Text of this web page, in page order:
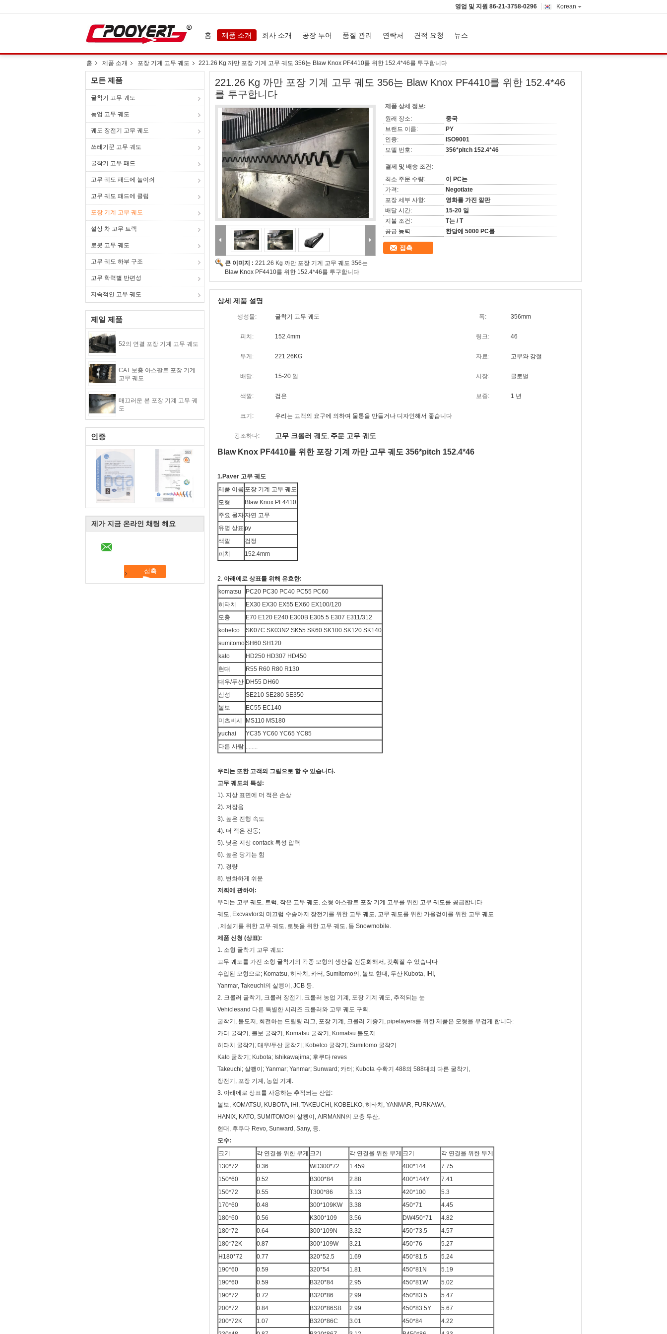
Korean
영업 및 지원 86-21-3758-0296
홈 제품 소개 회사 소개 공장 투어 품질 관리 연락처 견적 요청 뉴스
홈 제품 소개 포장 기계 고무 궤도 221.26 Kg 까만 포장 기계 고무 궤도 356는 Blaw Knox PF4410를 위한 152.4*46를 투구합니다
모든 제품
굴착기 고무 궤도
농업 고무 궤도
궤도 장전기 고무 궤도
쓰레기꾼 고무 궤도
굴착기 고무 패드
고무 궤도 패드에 놀이쇠
고무 궤도 패드에 클립
포장 기계 고무 궤도
설상 차 고무 트랙
로봇 고무 궤도
고무 궤도 하부 구조
고무 학력별 반편성
지속적인 고무 궤도
제일 제품
52의 연결 포장 기계 고무 궤도
CAT 보충 아스팔트 포장 기계
고무 궤도
매끄러운 본 포장 기계 고무 궤
도
인증
제가 지금 온라인 채팅 해요
221.26 Kg 까만 포장 기계 고무 궤도 356는 Blaw Knox PF4410를 위한 152.4*46
를 투구합니다
큰 이미지 : 221.26 Kg 까만 포장 기계 고무 궤도 356는
Blaw Knox PF4410를 위한 152.4*46를 투구합니다
제품 상세 정보:
원래 장소:
중국
브랜드 이름:
PY
인증:
ISO9001
모델 번호:
356*pitch 152.4*46
결제 및 배송 조건:
최소 주문 수량:
이 PC는
가격:
Negotiate
포장 세부 사항:
영화를 가진 깔판
배달 시간:
15-20 일
지불 조건:
T는 / T
공급 능력:
한달에 5000 PC를
접촉
상세 제품 설명
생성물: 굴착기 고무 궤도 폭: 356mm
피치: 152.4mm 링크: 46
무게: 221.26KG 자료: 고무와 강철
배달: 15-20 일 시장: 글로벌
색깔: 검은 보증: 1 년
크기: 우리는 고객의 요구에 의하여 물통을 만들거나 디자인해서 좋습니다
강조하다: 고무 크롤러 궤도, 주문 고무 궤도
Blaw Knox PF4410를 위한 포장 기계 까만 고무 궤도 356*pitch 152.4*46
1.Paver 고무 궤도
제품 이름 포장 기계 고무 궤도
모형
Blaw Knox PF4410
주요 물자 자연 고무
유명 상표 py
색깔
검정
피치
152.4mm
2. 아래에로 상표를 위해 유효한:
komatsu
PC20 PC30 PC40 PC55 PC60
히타치
EX30 EX30 EX55 EX60 EX100/120
모충
E70 E120 E240 E300B E305.5 E307 E311/312
kobelco
SK07C SK03N2 SK55 SK60 SK100 SK120 SK140
sumitomoSH60 SH120
kato
HD250 HD307 HD450
현대
R55 R60 R80 R130
대우/두산 DH55 DH60
삼성
SE210 SE280 SE350
볼보
EC55 EC140
미츠비시
MS110 MS180
yuchai
YC35 YC60 YC65 YC85
다른 사람 ........
우리는 또한 고객의 그림으로 할 수 있습니다.
고무 궤도의 특성:
1). 지상 표면에 더 적은 손상
2). 저잡음
3). 높은 진행 속도
4). 더 적은 진동;
5). 낮은 지상 contack 특성 압력
6). 높은 당기는 힘
7). 경량
8). 변화하게 쉬운
저희에 관하여:
우리는 고무 궤도, 트럭, 작은 고무 궤도, 소형 아스팔트 포장 기계 고무를 위한 고무 궤도를 공급합니다
궤도, Excvavtor의 미끄럼 수송아지 장전기를 위한 고무 궤도, 고무 궤도를 위한 가을걷이를 위한 고무 궤도
, 제설기를 위한 고무 궤도, 로봇을 위한 고무 궤도, 등 Snowmobile.
제품 신청 (상표):
1. 소형 굴착기 고무 궤도:
고무 궤도를 가진 소형 굴착기의 각종 모형의 생산을 전문화해서, 갖춰질 수 있습니다
수입된 모형으로; Komatsu, 히타치, 카터, Sumitomo의, 볼보 현대, 두산 Kubota, IHI,
Yanmar, Takeuchi의 살쾡이, JCB 등.
2. 크롤러 굴착기, 크롤러 장전기, 크롤러 농업 기계, 포장 기계 궤도, 추적되는 눈
Vehiclesand 다른 특별한 시리즈 크롤러와 고무 궤도 구획.
굴착기, 불도저, 회전하는 드릴링 리그, 포장 기계, 크롤러 기중기, pipelayers를 위한 제품은 모형을 무겁게 합니다:
카터 굴착기; 볼보 굴착기; Komatsu 굴착기; Komatsu 불도저
히타치 굴착기; 대우/두산 굴착기; Kobelco 굴착기; Sumitomo 굴착기
Kato 굴착기; Kubota; Ishikawajima; 후쿠다 reves
Takeuchi; 살쾡이; Yanmar; Yanmar; Sunward; 카터; Kubota 수확기 488의 588대의 다른 굴착기,
장전기, 포장 기계, 농업 기계.
3. 아래에로 상표를 사용하는 추적되는 산업:
볼보, KOMATSU, KUBOTA, IHI, TAKEUCHI, KOBELKO, 히타치, YANMAR, FURKAWA,
HANIX, KATO, SUMITOMO의 살쾡이, AIRMANN의 모충 두산,
현대, 후쿠다 Revo, Sunward, Sany, 등.
모수:
크기
각 연결을 위한 무게 크기 각 연결을 위한 무게 크기
각 연결을 위한 무게
130*72
0.36 WD300*72 1.459 400*144
7.75
150*60
0.52 B300*84 2.88 400*144Y
7.41
150*72
0.55 T300*86 3.13 420*100
5.3
170*60
0.48 300*109KW 3.38 450*71
4.45
180*60
0.56 K300*109 3.56 DW450*71
4.82
180*72
0.64 300*109N 3.32 450*73.5
4.57
180*72K
0.87 300*109W 3.21 450*76
5.27
H180*72
0.77 320*52.5 1.69 450*81.5
5.24
190*60
0.59 320*54 1.81 450*81N
5.19
190*60
0.59 B320*84 2.95 450*81W
5.02
190*72
0.72 B320*86 2.99 450*83.5
5.47
200*72
0.84 B320*86SB 2.99 450*83.5Y
5.67
200*72K
1.07 B320*86C 3.01 450*84
4.22